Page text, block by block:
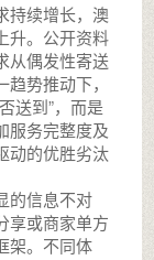
持续增长，澳
升。公开资料
从偶发性寄送
势推动下，
送到”，而是
服务完整度及
动的优胜劣汰
的信息不对
享或商家单方
架。不同体